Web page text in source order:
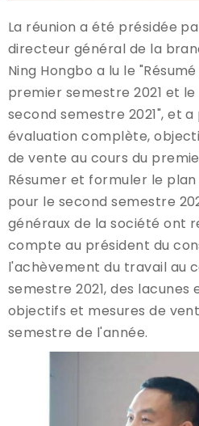
La réunion a été présidée
directeur général de la
Ning Hongbo a lu le
premier semestre 2021 et
second semestre 2021", et
évaluation complète,
de vente au cours du
Résumer et formuler le
pour le second semestre
généraux de la société ont
compte au président du
l'achèvement du travail au
semestre 2021, des lacunes
objectifs et mesures de
semestre de l'année.